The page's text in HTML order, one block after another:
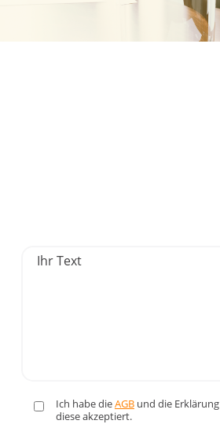
Ich habe dieAGBund die
diese akzeptiert.